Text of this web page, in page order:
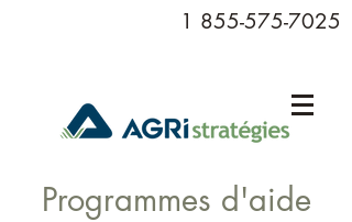
1 855-575-7025
Programmes d'aide